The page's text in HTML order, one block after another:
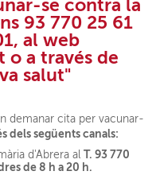
se contra la
93 770 25 61
al web
o a través de
salut"
demanar cita per vacunar-
dels següents canals:
d'Abrera alT. 93 770
de 8 h a 20 h.